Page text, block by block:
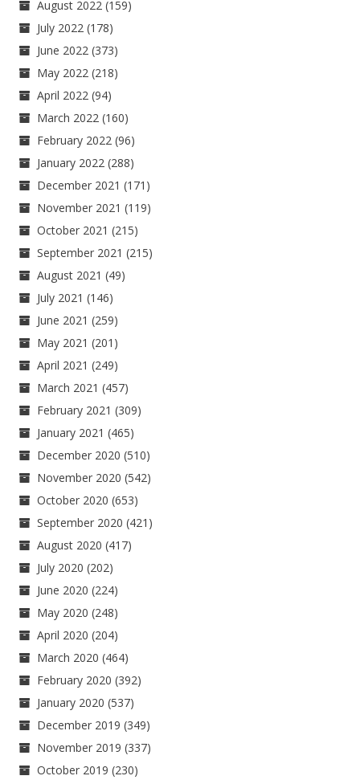
August 2022 (159)
July 2022 (178)
June 2022 (373)
May 2022 (218)
April 2022 (94)
March 2022 (160)
February 2022 (96)
January 2022 (288)
December 2021 (171)
November 2021 (119)
October 2021 (215)
September 2021 (215)
August 2021 (49)
July 2021 (146)
June 2021 (259)
May 2021 (201)
April 2021 (249)
March 2021 (457)
February 2021 (309)
January 2021 (465)
December 2020 (510)
November 2020 (542)
October 2020 (653)
September 2020 (421)
August 2020 (417)
July 2020 (202)
June 2020 (224)
May 2020 (248)
April 2020 (204)
March 2020 (464)
February 2020 (392)
January 2020 (537)
December 2019 (349)
November 2019 (337)
October 2019 (230)